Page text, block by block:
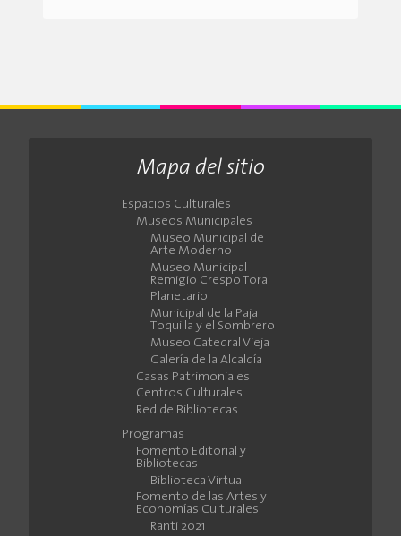
Mapa del sitio
Espacios Culturales
Museos Municipales
Museo Municipal de
Arte Moderno
Museo Municipal
Remigio Crespo Toral
Planetario
Municipal de la Paja
Toquilla y el Sombrero
Museo Catedral Vieja
Galería de la Alcaldía
Casas Patrimoniales
Centros Culturales
Red de Bibliotecas
Programas
Fomento Editorial y
Bibliotecas
Biblioteca Virtual
Fomento de las Artes y
Economías Culturales
Ranti 2021